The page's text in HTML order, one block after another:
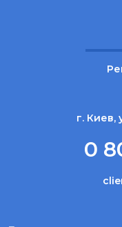
г. Киев,
0